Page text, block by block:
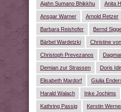
Ajahn Sumano Bhikkhu Anita
Ansgar Warner Arnold Retzer
Barbara Reishofer Bernd
Bärbel Wardetzki Christine
Christoph Prevezanos
Demian zur Strassen Doris
Elisabeth Mardorf Giulia
Harald Walach Inke Jochims
Kathring Passig Kerstin